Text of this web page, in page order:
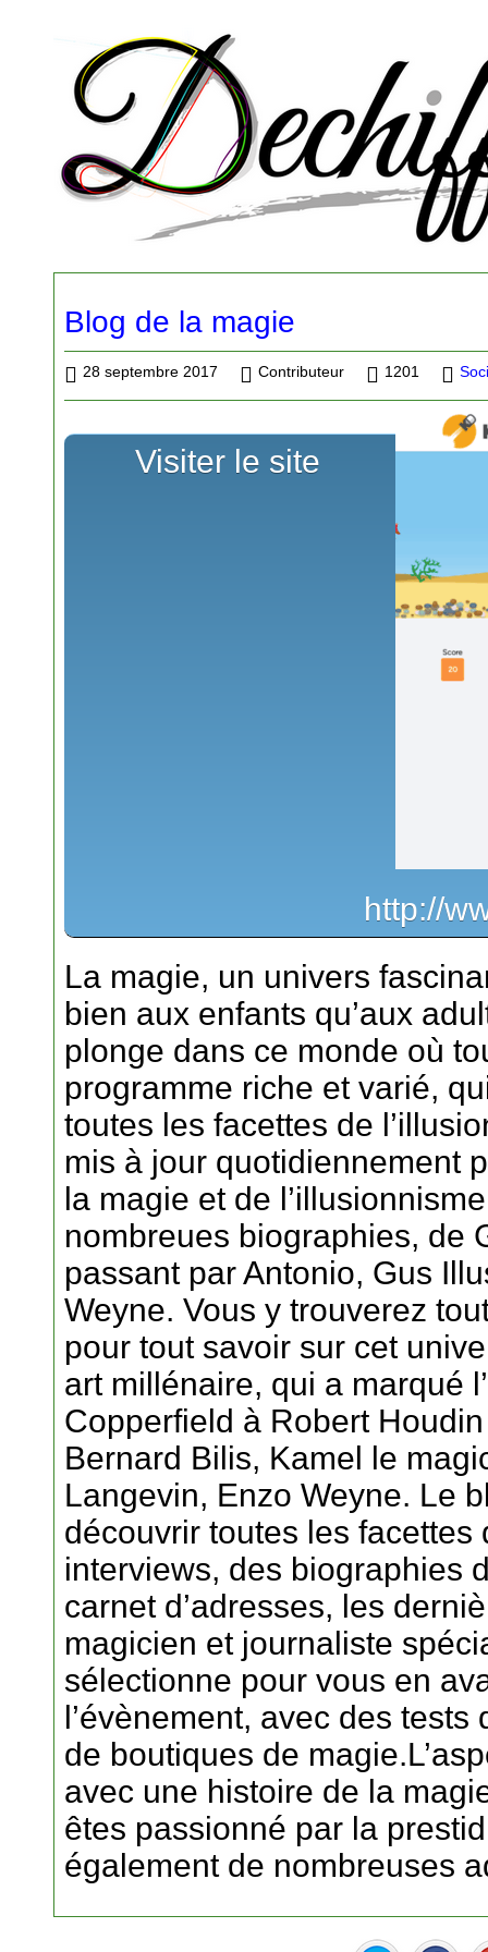
Blog de la magie
28 septembre 2017 Contributeur 1201
Visiter le site
http://
La magie, un univers
bien aux enfants qu’aux
plonge dans ce monde où
programme riche et varié,
toutes les facettes de
mis à jour quotidiennement
la magie et de
nombreues biographies, de
passant par Antonio, Gus
Weyne. Vous y trouverez
pour tout savoir sur cet
art millénaire, qui a marqué
Copperfield à Robert
Bernard Bilis, Kamel le
Langevin, Enzo Weyne. Le
découvrir toutes les facettes
interviews, des biographies
carnet d’adresses, les
magicien et journaliste
sélectionne pour vous en
l’évènement, avec des
de boutiques de
avec une histoire de la
êtes passionné par la
également de nombreuses